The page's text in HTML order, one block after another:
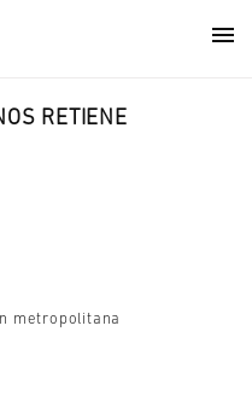
RETIENE
metropolitana